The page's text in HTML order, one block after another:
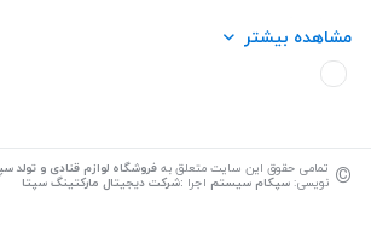
این فروشگاه تمام تلاش خود را نموده تا کالاهایی
عرضه نماید.
مشاهده بیشتر
© تمامی حقوق این سایت متعلق بهفروشگاه لوازم قنادی و تولد
نویسی: سپکام سیستم اجرا :شرکت دیجیتال مارکتینگ سپتا